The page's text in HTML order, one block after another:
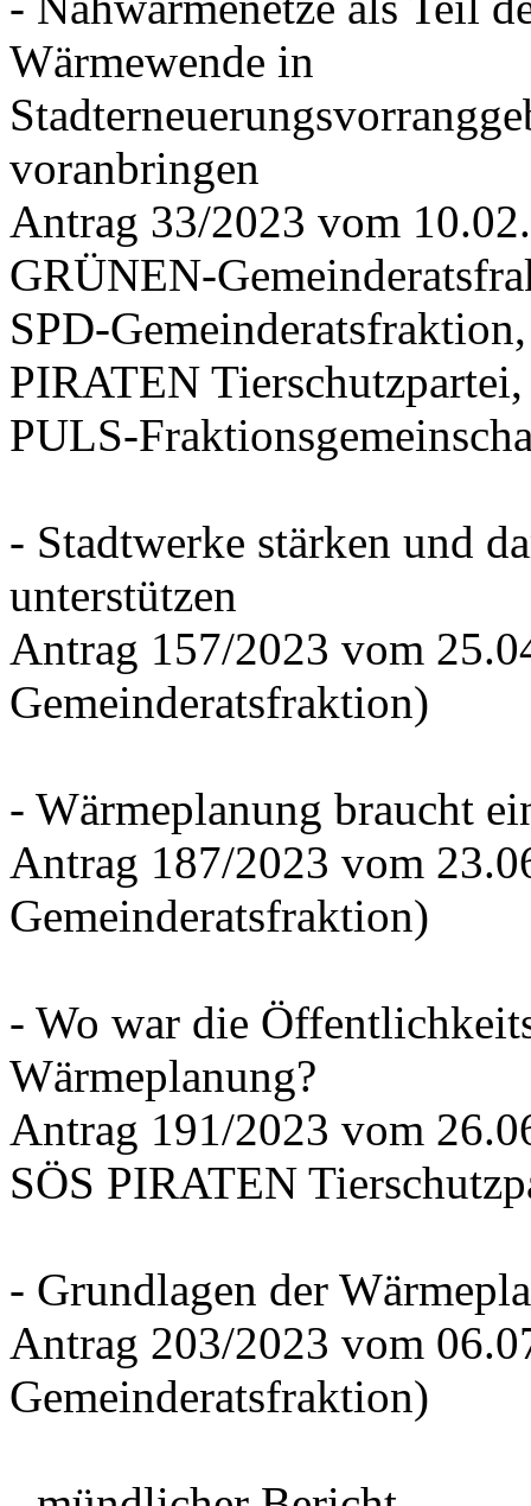
Wärmewende in
voranbringen
Antrag 33/2023 vom
GRÜNEN-
SPD-
PIRATEN Tierschutzpartei,
PULS-
- Stadtwerke stärken und
unterstützen
Antrag 157/2023 vom
Gemeinderatsfraktion)
- Wärmeplanung braucht
Antrag 187/2023 vom
Gemeinderatsfraktion)
- Wo war die
Wärmeplanung?
Antrag 191/2023 vom
SÖS PIRATEN
- Grundlagen der
Antrag 203/2023 vom
Gemeinderatsfraktion)